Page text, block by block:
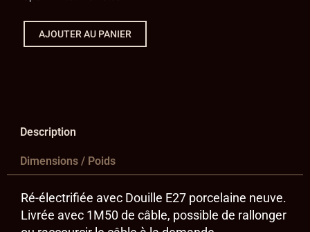
AJOUTER AU PANIER
Description
Dimensions / Poids
Ré-électrifiée avec Douille E27 porcelaine neuve.
Livrée avec 1M50 de câble, possible de rallonger